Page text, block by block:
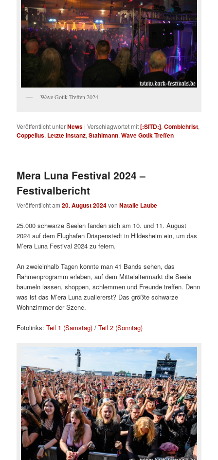
Wave Gotik Treffen 2024
Veröffentlicht unterNews |Verschlagwortet mit[:SITD:],Combichrist,
Coppelius, Letzte Instanz,Stahlmann,Wave Gotik Treffen
Mera Luna Festival 2024 –
Festivalbericht
Veröffentlicht am20. August 2024vonNatalie Laube
25.000 schwarze Seelen fanden sich am 10. und 11. August
2024 auf dem Flughafen Drispenstedt in Hildesheim ein, um das
M’era Luna Festival 2024 zu feiern.
An zweieinhalb Tagen konnte man 41 Bands sehen, das
Rahmenprogramm erleben, auf dem Mittelaltermarkt die Seele
baumeln lassen, shoppen, schlemmen und Freunde treffen. Denn
was ist das M’era Luna zuallererst? Das größte schwarze
Wohnzimmer der Szene.
Fotolinks:Teil 1 (Samstag) /Teil 2 (Sonntag)